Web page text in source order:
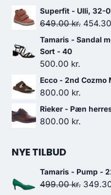
Superfit - Ulli, 32-
649.00kr. Den
454.30
Tamaris - Sandal
Sort - 40
500.00 kr.
Ecco - 2nd Cozmo
800.00 kr.
Rieker - Pæn
800.00 kr.
NYE TILBUD
Tamaris - Pump -
499.00kr. Den